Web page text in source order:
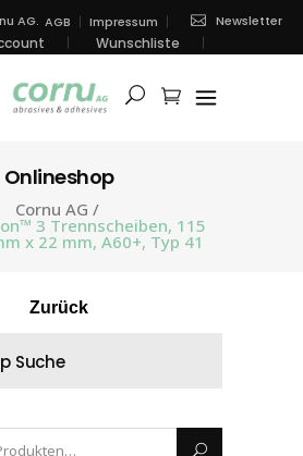
AG. AGB Impressum Newsletter
Wunschliste
Onlineshop
Cornu AG /
3 Trennscheiben, 115
x 22 mm, A60+, Typ 41
Zurück
Suche